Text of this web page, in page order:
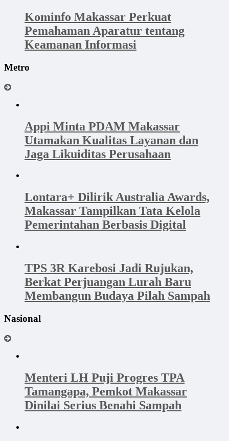
Kominfo Makassar Perkuat
Pemahaman Aparatur tentang
Keamanan Informasi
Metro
Appi Minta PDAM Makassar
Utamakan Kualitas Layanan dan
Jaga Likuiditas Perusahaan
Lontara+ Dilirik Australia Awards,
Makassar Tampilkan Tata Kelola
Pemerintahan Berbasis Digital
TPS 3R Karebosi Jadi Rujukan,
Berkat Perjuangan Lurah Baru
Membangun Budaya Pilah Sampah
Nasional
Menteri LH Puji Progres TPA
Tamangapa, Pemkot Makassar
Dinilai Serius Benahi Sampah